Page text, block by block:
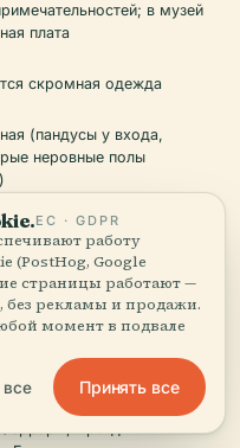
в музей
плата
скромная одежда
(пандусы у входа,
неровные полы
(без вспышки, будьте
бронировать заранее
д'Эсте, Музей собора,
деи Диаманти
Праздник
ЕС · GDPR
работу
(PostHog, Google
страницы работают —
без рекламы и продажи.
момент в подвале
все Принять все